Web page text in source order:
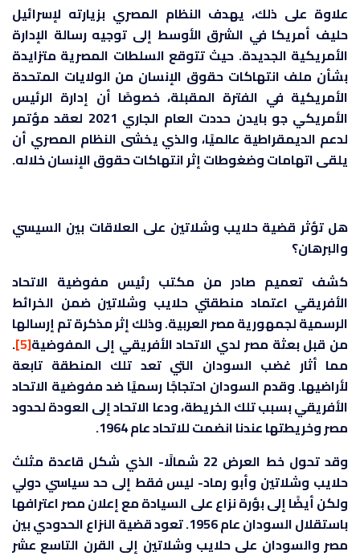
علاوة على ذلك، يهدف النظام المصري بزيارته لإسرائيل
حليف أمريكا في الشرق الأوسط إلى توجيه رسالة الإدارة
الأمريكية الجديدة. حيث تتوقع السلطات المصرية متزايدة
بشأن ملف انتهاكات حقوق الإنسان من الولايات المتحدة
الأمريكية في الفترة المقبلة، خصوصًا أن إدارة الرئيس
الأمريكي جو بايدن حددت العام الجاري 2021 لعقد مؤتمر
لدعم الديمقراطية عالميًا، والذي يخشى النظام المصري أن
يلقى اتهامات وضغوطات إثر انتهاكات حقوق الإنسان خلاله.
هل تؤثر قضية حلايب وشلاتين على العلاقات بين السيسي
والبرهان؟
كشف تعميم صادر من مكتب رئيس مفوضية الاتحاد
الأفريقي اعتماد منطقتي حلايب وشلاتين ضمن الخرائط
الرسمية لجمهورية مصر العربية. وذلك إثر مذكرة تم إرسالها
من قبل بعثة مصر لدي الاتحاد الأفريقي إلى المفوضية[5]
.
مما أثار غضب السودان التي تعد تلك المنطقة تابعة
لأراضيها. وقدم السودان احتجاجًا رسميًا ضد مفوضية الاتحاد
الأفريقي بسبب تلك الخريطة، ودعا الاتحاد إلى العودة لحدود
مصر وخريطتها عندنا انضمت للاتحاد عام 1964.
وقد تحول خط العرض 22 شمالًا- الذي شكل قاعدة مثلث
حلايب وشلاتين وأبو رماد- ليس فقط إلى حد سياسي دولي
ولكن أيضًا إلى بؤرة نزاع على السيادة مع إعلان مصر اعترافها
باستقلال السودان عام 1956. تعود قضية النزاع الحدودي بين
مصر والسودان على حلايب وشلاتين إلى القرن التاسع عشر